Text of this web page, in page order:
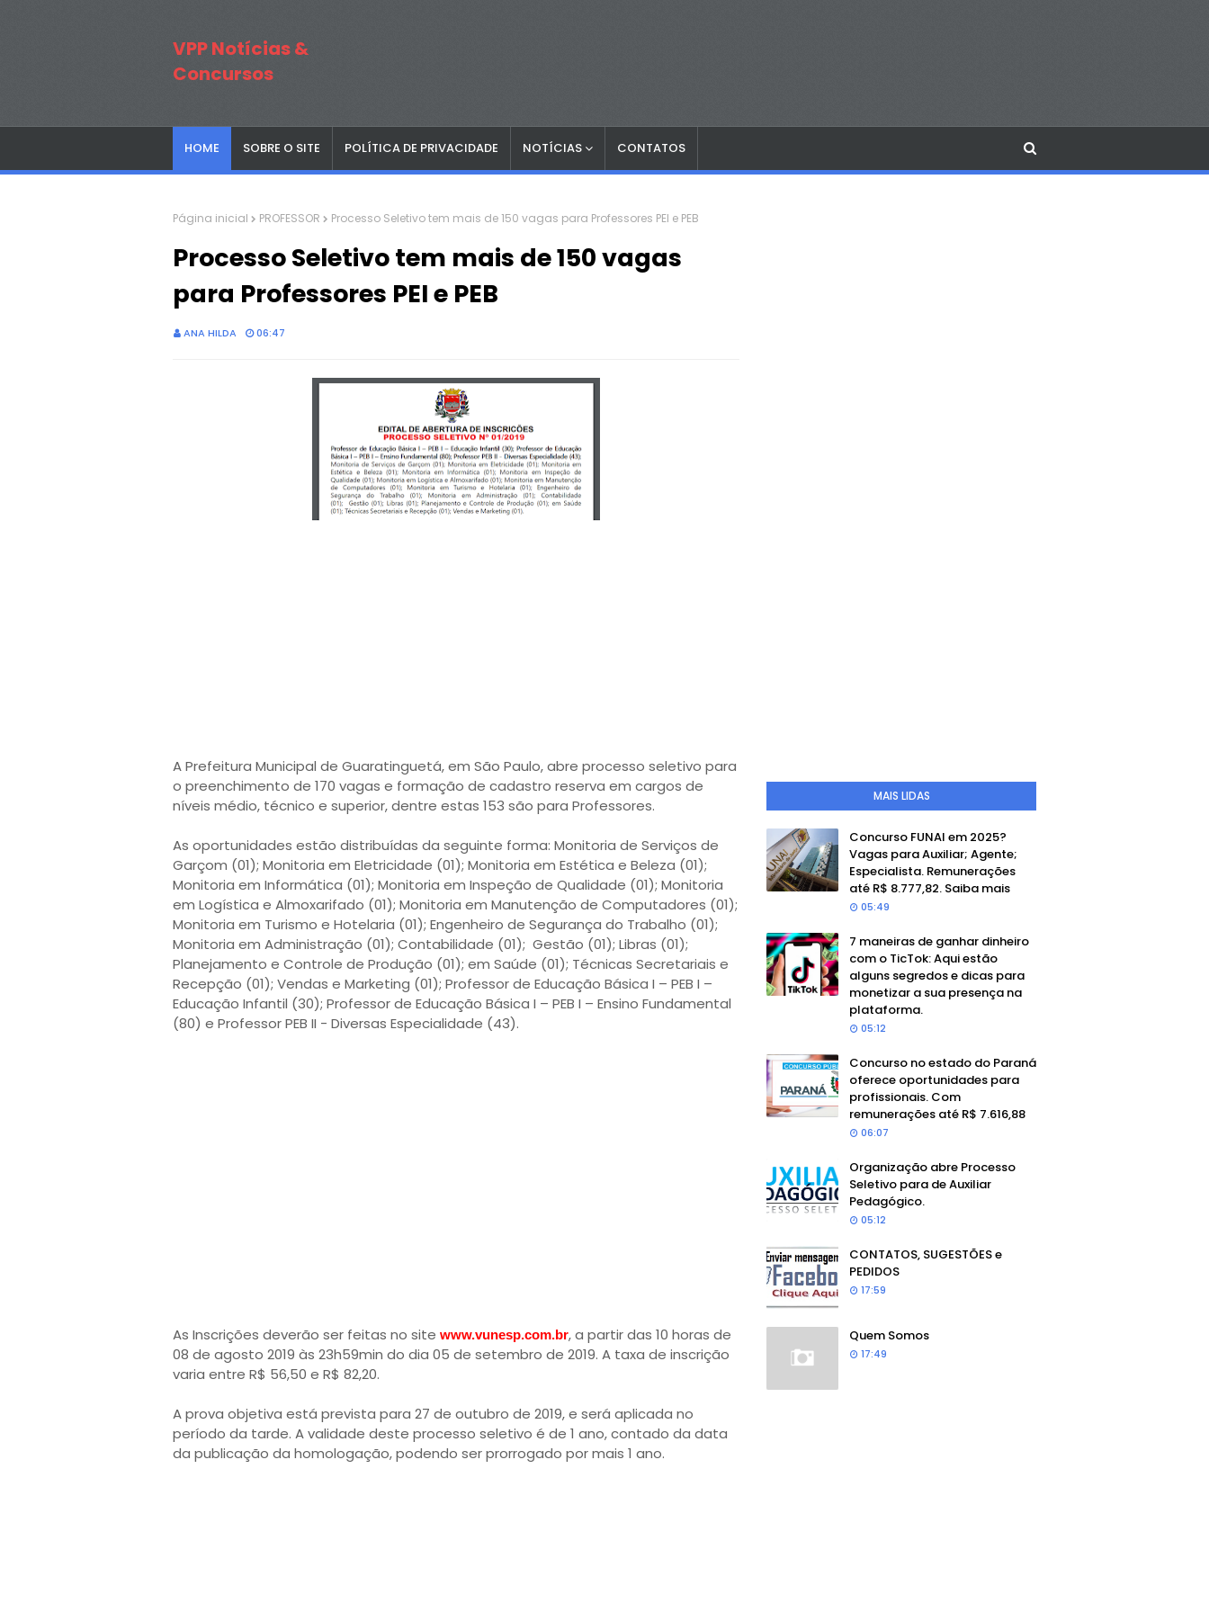
VPP Notícias &
Concursos
HOME SOBRE O SITE POLÍTICA DE PRIVACIDADE NOTÍCIAS CONTATOS
Página inicial PROFESSOR Processo Seletivo tem mais de 150 vagas para Professores PEI e PEB
Processo Seletivo tem mais de 150 vagas
para Professores PEI e PEB
ANA HILDA 06:47
A Prefeitura Municipal de Guaratinguetá, em São Paulo, abre processo seletivo para
o preenchimento de 170 vagas e formação de cadastro reserva em cargos de
níveis médio, técnico e superior, dentre estas 153 são para Professores.
As oportunidades estão distribuídas da seguinte forma: Monitoria de Serviços de
Garçom (01); Monitoria em Eletricidade (01); Monitoria em Estética e Beleza (01);
Monitoria em Informática (01); Monitoria em Inspeção de Qualidade (01); Monitoria
em Logística e Almoxarifado (01); Monitoria em Manutenção de Computadores (01);
Monitoria em Turismo e Hotelaria (01); Engenheiro de Segurança do Trabalho (01);
Monitoria em Administração (01); Contabilidade (01); Gestão (01); Libras (01);
Planejamento e Controle de Produção (01); em Saúde (01); Técnicas Secretariais e
Recepção (01); Vendas e Marketing (01); Professor de Educação Básica I – PEB I –
Educação Infantil (30); Professor de Educação Básica I – PEB I – Ensino Fundamental
(80) e Professor PEB II - Diversas Especialidade (43).
As Inscrições deverão ser feitas no site www.vunesp.com.br, a partir das 10 horas de
08 de agosto 2019 às 23h59min do dia 05 de setembro de 2019. A taxa de inscrição
varia entre R$ 56,50 e R$ 82,20.
A prova objetiva está prevista para 27 de outubro de 2019, e será aplicada no
período da tarde. A validade deste processo seletivo é de 1 ano, contado da data
da publicação da homologação, podendo ser prorrogado por mais 1 ano.
MAIS LIDAS
Concurso FUNAI em 2025?
Vagas para Auxiliar; Agente;
Especialista. Remunerações
até R$ 8.777,82. Saiba mais
05:49
7 maneiras de ganhar dinheiro
com o TicTok: Aqui estão
alguns segredos e dicas para
monetizar a sua presença na
plataforma.
05:12
Concurso no estado do Paraná
oferece oportunidades para
profissionais. Com
remunerações até R$ 7.616,88
06:07
Organização abre Processo
Seletivo para de Auxiliar
Pedagógico.
05:12
CONTATOS, SUGESTÕES e
PEDIDOS
17:59
Quem Somos
17:49